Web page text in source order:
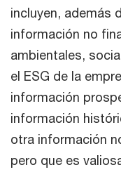
incluyen, además
información no
ambientales,
el ESG de la
información
información
otra información
pero que es